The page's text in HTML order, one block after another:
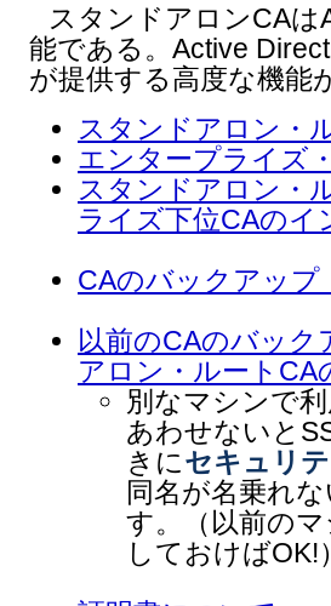
スタンドアロンCAは
能である。Active
が提供する高度な機能
スタンドアロン・
エンタープライズ
スタンドアロン・
ライズ下位CAのイ
CAのバックアップ
以前のCAのバッ
アロン・ルートCA
別なマシンで
あわせないと
きにセキュリ
同名が名乗れ
す。（以前の
しておけばOK!